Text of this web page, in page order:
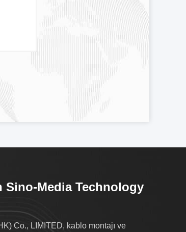
Sino-Media Technology
Co., LIMITED, kablo montajı ve